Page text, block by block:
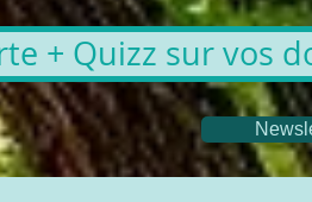
+ Quizz sur vos